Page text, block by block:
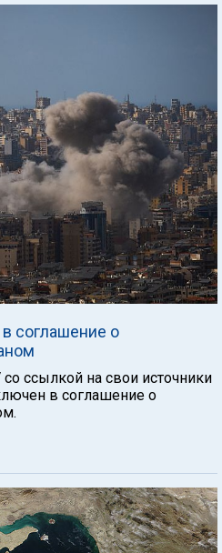
соглашение о
ссылкой на свои источники
в соглашение о